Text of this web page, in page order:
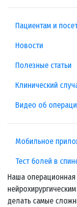
Пациентам и
Новости
Полезные статьи
Клинический
Видео об
Мобильное
Тест болей в
Наша
делать самые